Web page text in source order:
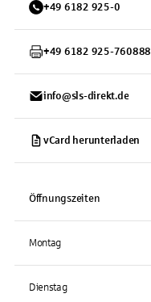
+49 6182 925-0
+49 6182 925-760888
info@sls-direkt.de
vCard herunterladen
Öffnungszeiten
Montag
Dienstag